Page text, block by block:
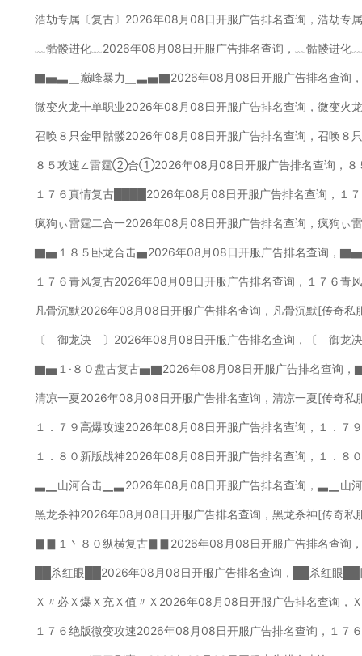
浩劫专属〔复古〕2026年08月08日开服广告排名查询，浩劫专
﹏骷髅进化﹏2026年08月08日开服广告排名查询，﹏骷髅进化
▇▅▃▁巅峰暴力▁▃▅▇2026年08月08日开服广告排名查询
微变火龙╋单职业2026年08月08日开服广告排名查询，微变火
召唤８只金甲骷髅2026年08月08日开服广告排名查询，召唤８
８５攻速∠雷霆②合①2026年08月08日开服广告排名查询，
１７６真情复古████2026年08月08日开服广告排名查询，１
疯狗ぃ雷霆二合一2026年08月08日开服广告排名查询，疯狗ぃ
▇▅１８５卧龙合击▅2026年08月08日开服广告排名查询，▇▅
１７６青风复古2026年08月08日开服广告排名查询，１７６青
凡骨沉默2026年08月08日开服广告排名查询，凡骨沉默[传奇私
〔 御龙决 〕2026年08月08日开服广告排名查询，〔 御龙
▇▅１·８０盘古复古▅▇2026年08月08日开服广告排名查询
清凉一夏2026年08月08日开服广告排名查询，清凉一夏[传奇私
１．７９高爆攻速2026年08月08日开服广告排名查询，１．７
１．８０新版战神2026年08月08日开服广告排名查询，１．８
▃▁山河合击▁▃2026年08月08日开服广告排名查询，▃▁山
黑龙杀神2026年08月08日开服广告排名查询，黑龙杀神[传奇私
▊▊１丶８０纵横复古▊▊2026年08月08日开服广告排名查询
██杀红眼██2026年08月08日开服广告排名查询，██杀红眼
Ｘ〃必Ｘ爆Ｘ充Ｘ值〃Ｘ2026年08月08日开服广告排名查询，
１７６绝版微变攻速2026年08月08日开服广告排名查询，１７